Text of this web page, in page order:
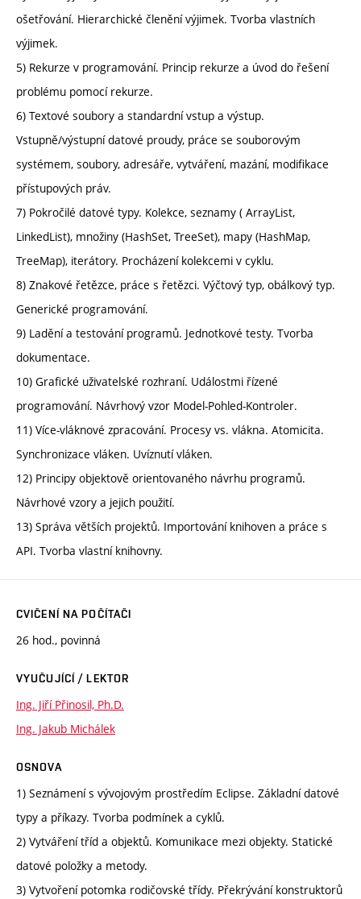
ošetřování. Hierarchické členění výjimek. Tvorba vlastních
výjimek.
5) Rekurze v programování. Princip rekurze a úvod do řešení
problému pomocí rekurze.
6) Textové soubory a standardní vstup a výstup.
Vstupně/výstupní datové proudy, práce se souborovým
systémem, soubory, adresáře, vytváření, mazání, modifikace
přístupových práv.
7) Pokročilé datové typy. Kolekce, seznamy ( ArrayList,
LinkedList), množiny (HashSet, TreeSet), mapy (HashMap,
TreeMap), iterátory. Procházení kolekcemi v cyklu.
8) Znakové řetězce, práce s řetězci. Výčtový typ, obálkový typ.
Generické programování.
9) Ladění a testování programů. Jednotkové testy. Tvorba
dokumentace.
10) Grafické uživatelské rozhraní. Událostmi řízené
programování. Návrhový vzor Model-Pohled-Kontroler.
11) Více-vláknové zpracování. Procesy vs. vlákna. Atomicita.
Synchronizace vláken. Uvíznutí vláken.
12) Principy objektově orientovaného návrhu programů.
Návrhové vzory a jejich použití.
13) Správa větších projektů. Importování knihoven a práce s
API. Tvorba vlastní knihovny.
CVIČENÍ NA POČÍTAČI
26 hod., povinná
VYUČUJÍCÍ / LEKTOR
Ing. Jiří Přinosil, Ph.D.
Ing. Jakub Michálek
OSNOVA
1) Seznámení s vývojovým prostředím Eclipse. Základní datové
typy a příkazy. Tvorba podmínek a cyklů.
2) Vytváření tříd a objektů. Komunikace mezi objekty. Statické
datové položky a metody.
3) Vytvoření potomka rodičovské třídy. Překrývání konstruktorů